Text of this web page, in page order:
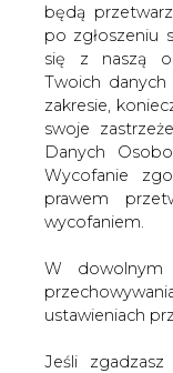
będą
po zgłoszeniu
się z naszą
Twoich
zakresie,
swoje
Danych
Wycofanie
prawem
wycofaniem.
W dowolnym
ustawieniach
Jeśli
„W strategii
generalnie
budowania
kierunków, które
obecnie o
działania, ale nie
– dodał.
Prezes
„strategią
koncernu –
takiej jak
polskiego